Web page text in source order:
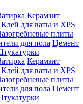
Керамзит
Клей для ваты и XPS
плиты
для пола Цемент
Керамзит
Клей для ваты и XPS
плиты
для пола Цемент